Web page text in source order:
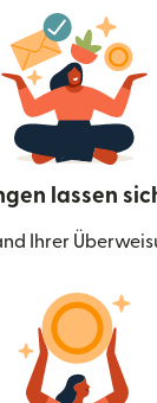
lassen
Ihrer